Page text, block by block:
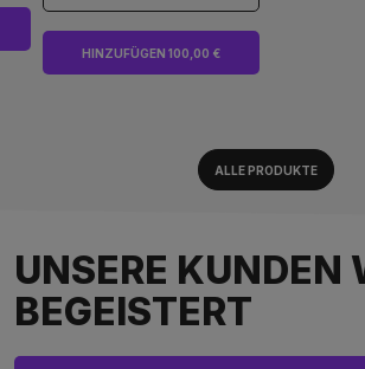
HINZUFÜGEN 100,00 €
ALLE PRODUKTE
UNSERE KUNDEN
BEGEISTERT